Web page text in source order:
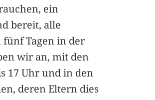
ein
bereit, alle
Tagen in der
wir an, mit den
17 Uhr und in den
deren Eltern dies